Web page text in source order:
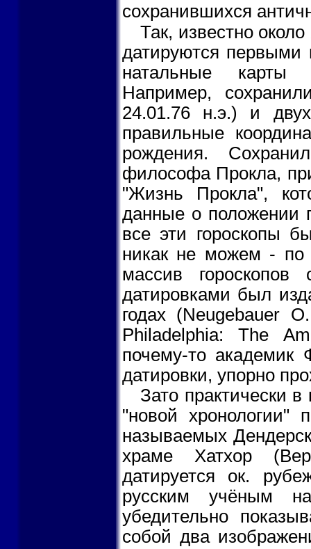
сохранившихся
Так, известно
датируются
натальные карты
Например,
24.01.76 н.э.) и
правильные
рождения.
философа Прокла,
"Жизнь Прокла",
данные о положении
все эти гороскопы
никак не можем - по
массив
датировками был
годах (Neugebauer
Philadelphia: The
почему-то академик
датировки, упорно
Зато практически
"новой хронологии"
называемых
храме Хатхор
датируется ок.
русским учёным
убедительно
собой два